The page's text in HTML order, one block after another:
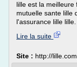
lille est la
mutuelle sante lille
l'assurance lille
Lire la suite
Site : http://